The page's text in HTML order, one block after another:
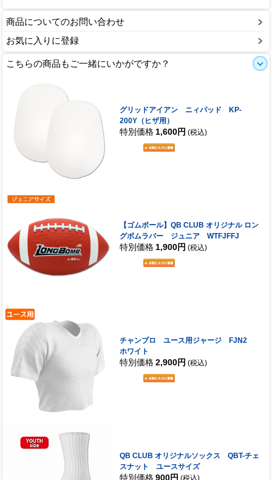
商品についてのお問い合わせ
お気に入りに登録
こちらの商品もご一緒にいかがですか？
グリッドアイアン ニィパッド KP-
200Y（ヒザ用）
特別価格 1,600円 (税込)
【ゴムボール】QB CLUB オリジナル ロン
グボムラバー ジュニア WTFJFFJ
特別価格 1,900円 (税込)
チャンプロ ユース用ジャージ FJN2
ホワイト
特別価格 2,900円 (税込)
QB CLUB オリジナルソックス QBT-チェ
スナット ユースサイズ
特別価格 900円